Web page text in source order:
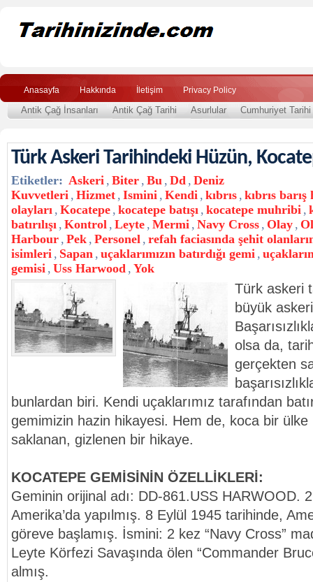
Anasayfa Hakkında İletişim Privacy Policy
Antik Çağ İnsanları Antik Çağ Tarihi Asurlular Cumhuriyet Tarihi
Türk Askeri Tarihindeki Hüzün,
Etiketler: Askeri , Biter , Bu , Dd , Deniz
Kuvvetleri , Hizmet , Ismini , Kendi , kıbrıs , kıbrıs barış
olayları , Kocatepe , kocatepe batışı , kocatepe muhribi ,
batırılışı , Kontrol , Leyte , Mermi , Navy Cross , Olay ,
Harbour , Pek , Personel , refah faciasında şehit
isimleri , Sapan , uçaklarımızın batırdığı gemi ,
gemisi , Uss Harwood , Yok
Türk askeri
büyük
olsa da,
gerçekten
bunlardan biri. Kendi uçaklarımız tarafından
gemimizin hazin hikayesi. Hem de, koca bir ülke
saklanan, gizlenen bir hikaye.
KOCATEPE GEMİSİNİN ÖZELLİKLERİ:
Geminin orijinal adı: DD-861.USS HARWOOD.
Amerika’da yapılmış. 8 Eylül 1945 tarihinde,
göreve başlamış. İsmini: 2 kez “Navy Cross”
Leyte Körfezi Savaşında ölen “Commander
almış.